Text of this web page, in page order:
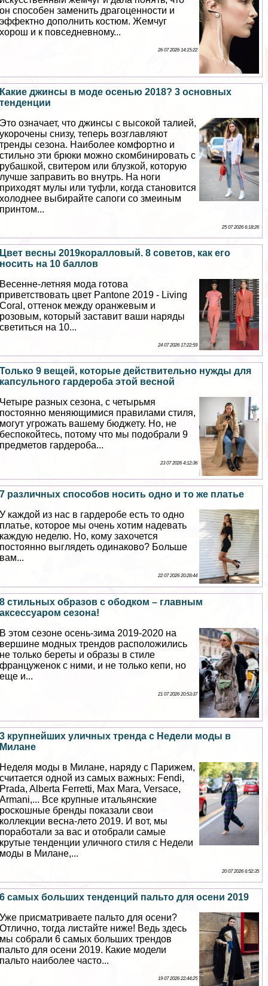
он способен заменить драгоценности и
эффектно дополнить костюм. Жемчуг
хорош и к повседневному...
26 07 2026 14:15:22
Какие джинсы в моде осенью 2018? 3 основных
тенденции
Это означает, что джинсы с высокой талией,
укорочены снизу, теперь возглавляют
тренды сезона. Наиболее комфортно и
стильно эти брюки можно скомбинировать с
рубашкой, свитером или блузкой, которую
лучше заправить во внутрь. На ноги
приходят мулы или туфли, когда становится
холоднее выбирайте сапоги со змеиным
принтом...
25 07 2026 6:18:26
Цвет весны 2019коралловый. 8 советов, как его
носить на 10 баллов
Весенне-летняя мода готова
приветствовать цвет Pantone 2019 - Living
Coral, оттенок между оранжевым и
розовым, который заставит ваши наряды
светиться на 10...
24 07 2026 17:22:59
Только 9 вещей, которые действительно нужды для
капсульного гардероба этой весной
Четыре разных сезона, с четырьмя
постоянно меняющимися правилами стиля,
могут угрожать вашему бюджету. Но, не
беспокойтесь, потому что мы подобрали 9
предметов гардероба...
23 07 2026 4:12:36
7 различных способов носить одно и то же платье
У каждой из нас в гардеробе есть то одно
платье, которое мы очень хотим надевать
каждую неделю. Но, кому захочется
постоянно выглядеть одинаково? Больше
вам...
22 07 2026 20:28:44
8 стильных образов с ободком – главным
аксессуаром сезона!
В этом сезоне осень-зима 2019-2020 на
вершине модных трендов расположились
не только береты и образы в стиле
француженок с ними, и не только кепи, но
еще и...
21 07 2026 20:53:37
3 крупнейших уличных тренда с Недели моды в
Милане
Неделя моды в Милане, наряду с Парижем,
считается одной из самых важных: Fendi,
Prada, Alberta Ferretti, Max Mara, Versace,
Armani,... Все крупные итальянские
роскошные бренды показали свои
коллекции весна-лето 2019. И вот, мы
поработали за вас и отобрали самые
крутые тенденции уличного стиля с Недели
моды в Милане,...
20 07 2026 6:52:35
6 самых больших тенденций пальто для осени 2019
Уже присматриваете пальто для осени?
Отлично, тогда листайте ниже! Ведь здесь
мы собрали 6 самых больших трендов
пальто для осени 2019. Какие модели
пальто наиболее часто...
19 07 2026 22:44:25